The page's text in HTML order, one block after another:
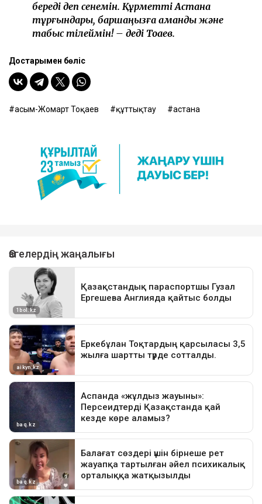
береді деп сенемін. Құрметті Астана
тұрғындары, баршаңызға амандық және
табыс тілеймін! – деді Тоқаев.
Достарыңмен бөліс
Қасым-Жомарт Тоқаев құттықтау астана